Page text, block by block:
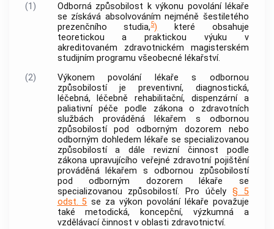
(1)
Odborná způsobilost k výkonu povolání lékaře
se získává absolvováním nejméně šestiletého
prezenčního studia,5) které obsahuje
teoretickou a praktickou výuku v
akreditovaném zdravotnickém magisterském
studijním programu všeobecné lékařství.
(2)
Výkonem povolání lékaře s odbornou
způsobilostí je preventivní, diagnostická,
léčebná, léčebně rehabilitační, dispenzární a
paliativní péče podle zákona o zdravotních
službách prováděná lékařem s odbornou
způsobilostí pod odborným dozorem nebo
odborným dohledem lékaře se specializovanou
způsobilostí a dále revizní činnost podle
zákona upravujícího veřejné zdravotní pojištění
prováděná lékařem s odbornou způsobilostí
pod odborným dozorem lékaře se
specializovanou způsobilostí. Pro účely§ 5
odst. 5 se za výkon povolání lékaře považuje
také metodická, koncepční, výzkumná a
vzdělávací činnost v oblasti zdravotnictví.